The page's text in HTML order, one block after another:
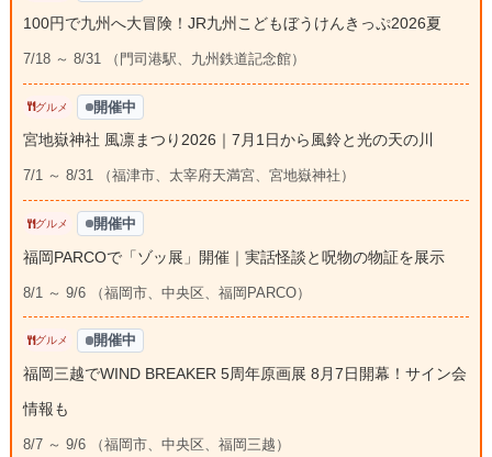
100円で九州へ大冒険！JR九州こどもぼうけんきっぷ2026夏
7/18 ～ 8/31 （門司港駅、九州鉄道記念館）
グルメ 開催中
宮地嶽神社 風凛まつり2026｜7月1日から風鈴と光の天の川
7/1 ～ 8/31 （福津市、太宰府天満宮、宮地嶽神社）
グルメ 開催中
福岡PARCOで「ゾッ展」開催｜実話怪談と呪物の物証を展示
8/1 ～ 9/6 （福岡市、中央区、福岡PARCO）
グルメ 開催中
福岡三越でWIND BREAKER 5周年原画展 8月7日開幕！サイン会
情報も
8/7 ～ 9/6 （福岡市、中央区、福岡三越）